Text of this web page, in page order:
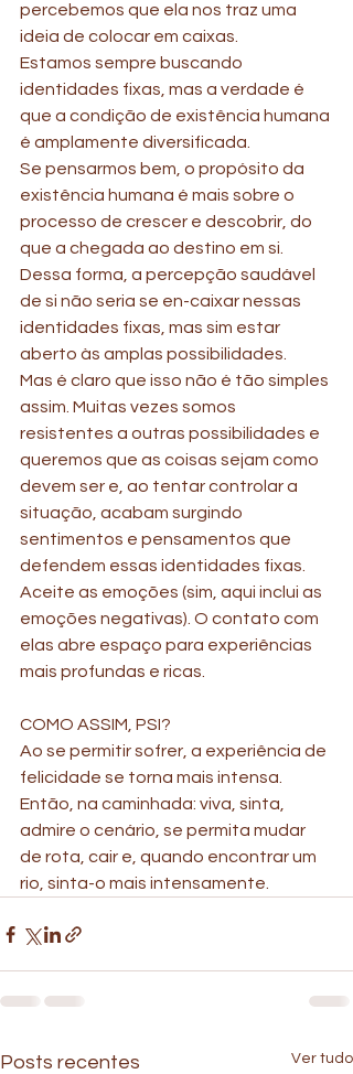
percebemos que ela nos traz uma
ideia de colocar em caixas.
Estamos sempre buscando
identidades fixas, mas a verdade é
que a condição de existência humana
é amplamente diversificada.
Se pensarmos bem, o propósito da
existência humana é mais sobre o
processo de crescer e descobrir, do
que a chegada ao destino em si.
Dessa forma, a percepção saudável
de si não seria se en-caixar nessas
identidades fixas, mas sim estar
aberto às amplas possibilidades.
Mas é claro que isso não é tão simples
assim. Muitas vezes somos
resistentes a outras possibilidades e
queremos que as coisas sejam como
devem ser e, ao tentar controlar a
situação, acabam surgindo
sentimentos e pensamentos que
defendem essas identidades fixas.
Aceite as emoções (sim, aqui inclui as
emoções negativas). O contato com
elas abre espaço para experiências
mais profundas e ricas.
COMO ASSIM, PSI?
Ao se permitir sofrer, a experiência de
felicidade se torna mais intensa.
Então, na caminhada: viva, sinta,
admire o cenário, se permita mudar
de rota, cair e, quando encontrar um
rio, sinta-o mais intensamente.
Posts recentes Ver tudo